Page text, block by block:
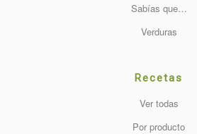
Sabías que…
Verduras
Recetas
Ver todas
Por producto